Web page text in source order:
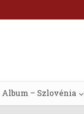
Album – Szlovénia